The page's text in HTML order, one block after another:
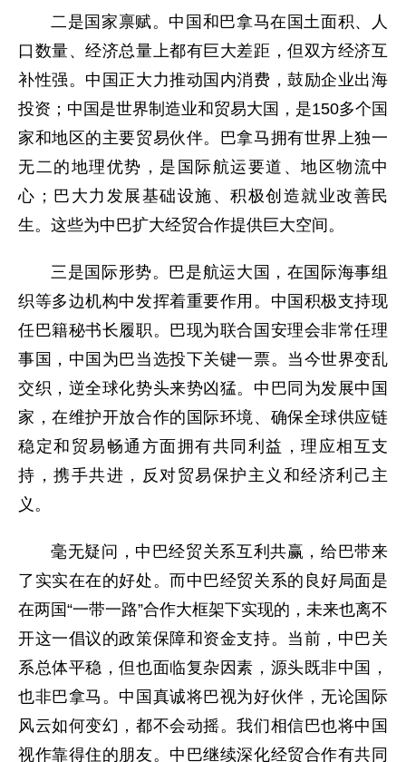
二是国家禀赋。中国和巴拿马在国土面积、人
口数量、经济总量上都有巨大差距，但双方经济互
补性强。中国正大力推动国内消费，鼓励企业出海
投资；中国是世界制造业和贸易大国，是150多个国
家和地区的主要贸易伙伴。巴拿马拥有世界上独一
无二的地理优势，是国际航运要道、地区物流中
心；巴大力发展基础设施、积极创造就业改善民
生。这些为中巴扩大经贸合作提供巨大空间。
三是国际形势。巴是航运大国，在国际海事组
织等多边机构中发挥着重要作用。中国积极支持现
任巴籍秘书长履职。巴现为联合国安理会非常任理
事国，中国为巴当选投下关键一票。当今世界变乱
交织，逆全球化势头来势凶猛。中巴同为发展中国
家，在维护开放合作的国际环境、确保全球供应链
稳定和贸易畅通方面拥有共同利益，理应相互支
持，携手共进，反对贸易保护主义和经济利己主
义。
毫无疑问，中巴经贸关系互利共赢，给巴带来
了实实在在的好处。而中巴经贸关系的良好局面是
在两国“一带一路”合作大框架下实现的，未来也离不
开这一倡议的政策保障和资金支持。当前，中巴关
系总体平稳，但也面临复杂因素，源头既非中国，
也非巴拿马。中国真诚将巴视为好伙伴，无论国际
风云如何变幻，都不会动摇。我们相信巴也将中国
视作靠得住的朋友。中巴继续深化经贸合作有共同